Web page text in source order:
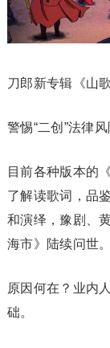
刀郎新专辑《山
警惕“二创”法律风
目前各种版本的
了解读歌词，品
和演绎，豫剧、
海市》陆续问世。
原因何在？业内
础。